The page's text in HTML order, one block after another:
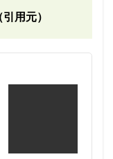
用元）